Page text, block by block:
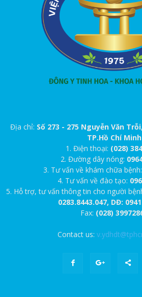
Địa chỉ: Số 273 - 275 Nguyễn Văn
TP.Hồ Chí Minh
1. Điện thoại: (028)
2. Đường dây nóng:
3. Tư vấn về khám chữa bệnh:
4. Tư vấn về đào tạo:
5. Hỗ trợ, tư vấn thông tin cho người
0283.8443.047, DĐ:
Fax: (028)
Contact us: